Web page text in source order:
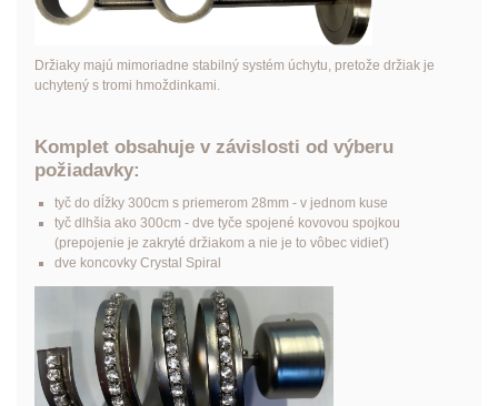
Držiaky majú mimoriadne stabilný systém úchytu, pretože držiak je
uchytený s tromi hmoždinkami.
Komplet obsahuje v závislosti od výberu
požiadavky:
tyč do dĺžky 300cm s priemerom 28mm - v jednom kuse
tyč dlhšia ako 300cm - dve tyče spojené kovovou spojkou
(prepojenie je zakryté držiakom a nie je to vôbec vidieť)
dve koncovky Crystal Spiral